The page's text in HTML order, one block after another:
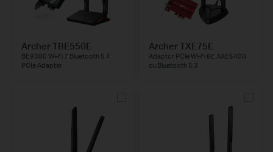
Archer TBE550E
BE9300 Wi-Fi 7 Bluetooth 5.4
PCIe Adapter
Archer TXE75E
Adaptor PCle Wi-Fi 6E AXE5400
cu Bluetooth 5.3